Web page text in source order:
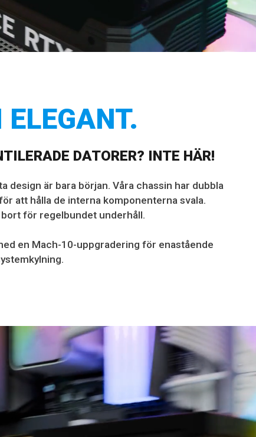
DATORER? INTE HÄR!
design är bara början. Våra chassin har dubbla
att hålla de interna komponenterna svala.
för regelbundet underhåll.
en Mach-10-uppgradering för enastående